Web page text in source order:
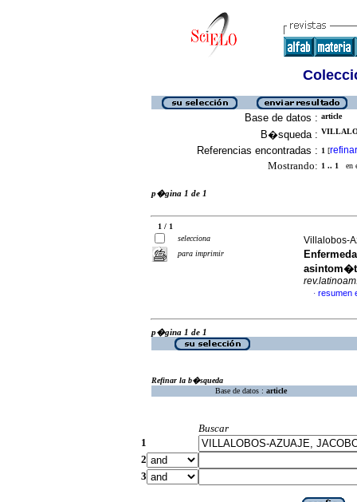
Base de datos : article
B�squeda :
Referencias encontradas : 1 [refinar
Mostrando: 1 .. 1 en
p�gina 1 de 1
1 / 1
selecciona
para imprimir
Villalobos-
· resumen
p�gina 1 de 1
Refinar la b�squeda
Base de datos : article
Buscar
1
2
3